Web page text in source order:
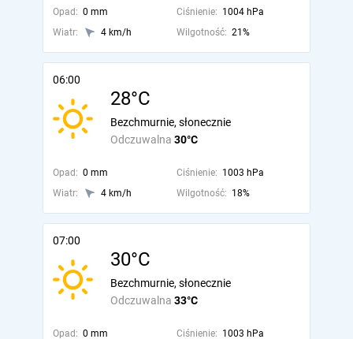
Opad: 0 mm Ciśnienie: 1004 hPa
Wiatr:
4 km/h Wilgotność: 21%
06:00
28°C
Odczuwalna 30°C
Bezchmurnie, słonecznie
Opad: 0 mm Ciśnienie: 1003 hPa
Wiatr:
4 km/h Wilgotność: 18%
07:00
30°C
Odczuwalna 33°C
Bezchmurnie, słonecznie
Opad: 0 mm Ciśnienie: 1003 hPa